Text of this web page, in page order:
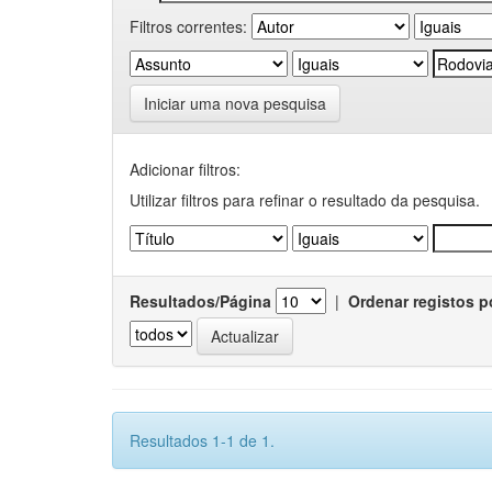
Filtros correntes:
Iniciar uma nova pesquisa
Adicionar filtros:
Utilizar filtros para refinar o resultado da pesquisa.
Resultados/Página | Ordenar registos
Resultados 1-1 de 1.